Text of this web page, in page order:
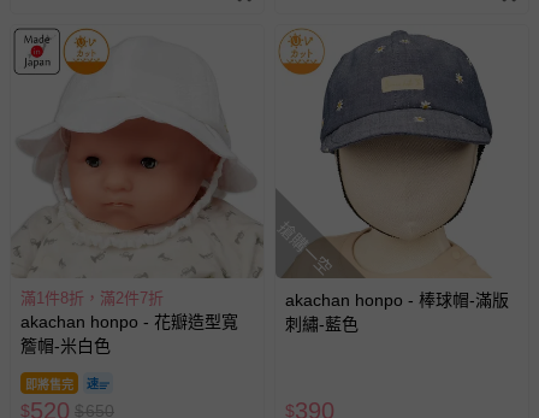
滿1件8折，滿2件7折
akachan honpo - 花瓣造型寬
簷帽-米白色
即將售完
$520 $650
搶購一空
akachan honpo - 棒球帽-滿版
刺繡-藍色
$390